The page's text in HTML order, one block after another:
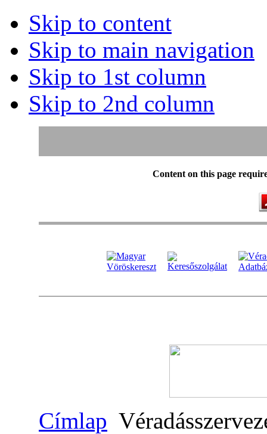
Skip to content
Skip to main navigation
Skip to 1st column
Skip to 2nd column
Content on this page
Címlap